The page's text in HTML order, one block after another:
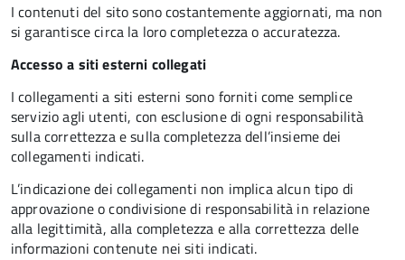
I contenuti del sito sono costantemente aggiornati, ma non
si garantisce circa la loro completezza o accuratezza.
Accesso a siti esterni collegati
I collegamenti a siti esterni sono forniti come semplice
servizio agli utenti, con esclusione di ogni responsabilità
sulla correttezza e sulla completezza dell’insieme dei
collegamenti indicati.
L’indicazione dei collegamenti non implica alcun tipo di
approvazione o condivisione di responsabilità in relazione
alla legittimità, alla completezza e alla correttezza delle
informazioni contenute nei siti indicati.